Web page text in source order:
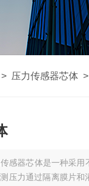
压力传感器芯体 >
感器芯体是一种采用
压力通过隔离膜片和